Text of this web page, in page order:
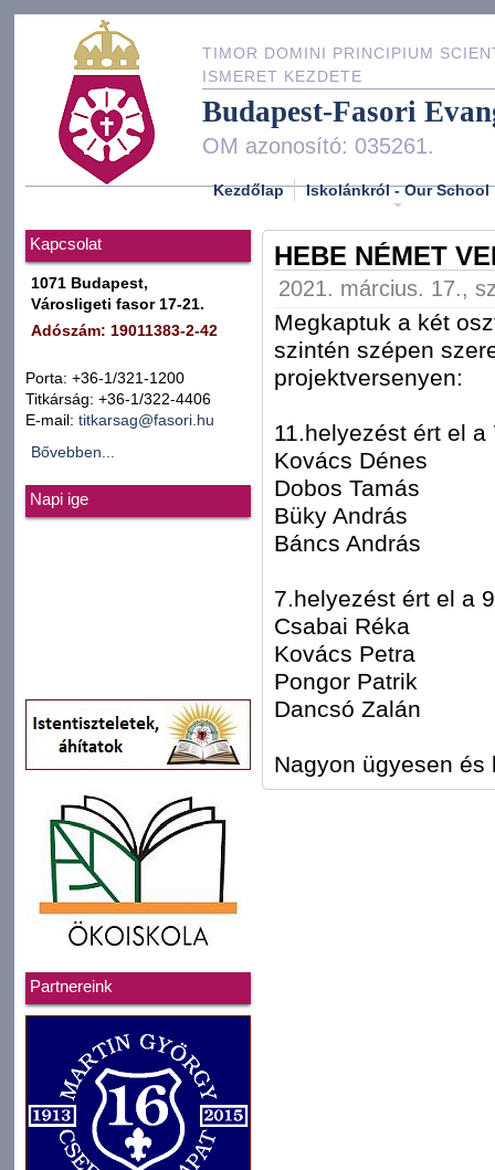
TIMOR DOMINI PRINCIPIUM
ISMERET KEZDETE
Budapest-Fasori
OM azonosító: 035261.
Kezdőlap Iskolánkról - Our School
Kapcsolat
1071 Budapest,
Városligeti fasor 17-21.
Adószám: 19011383-2-42
Porta: +36-1/321-1200
Titkárság: +36-1/322-4406
E-mail: titkarsag@fasori.hu
Bővebben...
Napi ige
Partnereink
HEBE NÉMET
2021. március. 17.,
Megkaptuk a két
szintén szépen
projektversenyen:
11.helyezést ért el
Kovács Dénes
Dobos Tamás
Büky András
Báncs András
7.helyezést ért el a
Csabai Réka
Kovács Petra
Pongor Patrik
Dancsó Zalán
Nagyon ügyesen